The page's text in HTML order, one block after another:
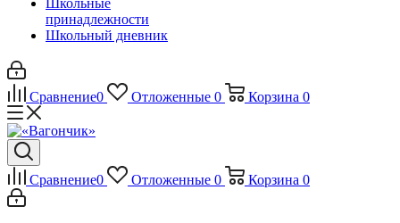
принадлежности
Школьный дневник
Сравнение0 Отложенные 0 Корзина 0
Сравнение0 Отложенные 0 Корзина 0